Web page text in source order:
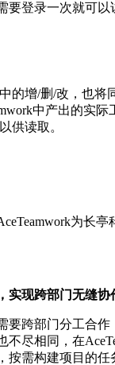
要登录一次就可以
的增/删/改，也将
中产出的实
供读取。
为长
实现跨部门无缝协
要跨部门分工合作
不尽相同，在
按需构建项目的